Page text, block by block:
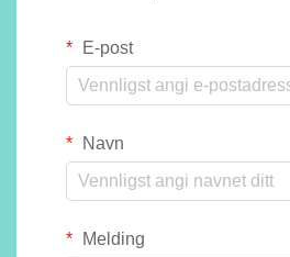
E-post
Navn
Melding